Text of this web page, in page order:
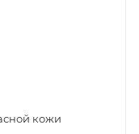
кожи